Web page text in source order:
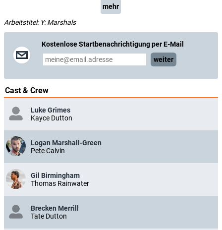
mehr
Arbeitstitel: Y: Marshals
Kostenlose Startbenachrichtigung per E-Mail
weiter
Cast & Crew
Luke Grimes
Kayce Dutton
Logan Marshall-Green
Pete Calvin
Gil Birmingham
Thomas Rainwater
Brecken Merrill
Tate Dutton